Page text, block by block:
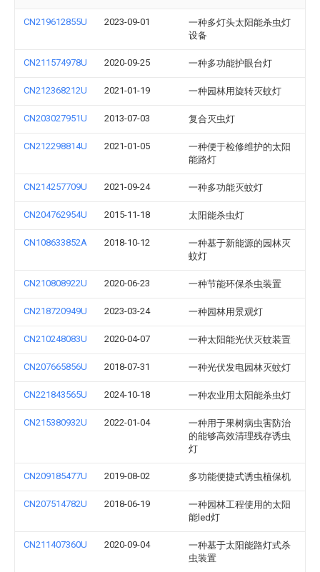
CN219612855U 2023-09-01
一种多灯头太阳能杀虫灯
设备
CN211574978U 2020-09-25 一种多功能护眼台灯
CN212368212U 2021-01-19 一种园林用旋转灭蚊灯
CN203027951U 2013-07-03 复合灭虫灯
CN212298814U 2021-01-05
一种便于检修维护的太阳
能路灯
CN214257709U 2021-09-24 一种多功能灭蚊灯
CN204762954U 2015-11-18 太阳能杀虫灯
CN108633852A 2018-10-12
一种基于新能源的园林灭
蚊灯
CN210808922U 2020-06-23 一种节能环保杀虫装置
CN218720949U 2023-03-24 一种园林用景观灯
CN210248083U 2020-04-07 一种太阳能光伏灭蚊装置
CN207665856U 2018-07-31 一种光伏发电园林灭蚊灯
CN221843565U 2024-10-18 一种农业用太阳能杀虫灯
CN215380932U 2022-01-04
一种用于果树病虫害防治
的能够高效清理残存诱虫
灯
CN209185477U 2019-08-02 多功能便捷式诱虫植保机
CN207514782U 2018-06-19
一种园林工程使用的太阳
能led灯
CN211407360U 2020-09-04
一种基于太阳能路灯式杀
虫装置